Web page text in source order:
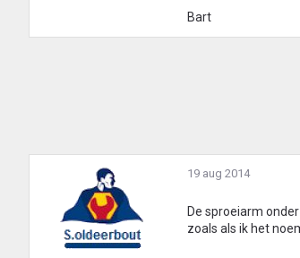
Bart
19 aug 2014
De sproeiarm
zoals als ik het